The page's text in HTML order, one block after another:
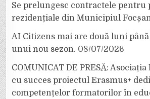
Se prelungesc contractele pentru
rezidențiale din Municipiul
AI Citizens mai are două luni
unui nou sezon. 08/07/2026
COMUNICAT DE PRESĂ:
cu succes proiectul Erasmus+
competențelor formatorilor în